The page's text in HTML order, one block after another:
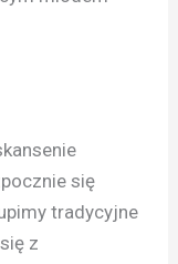
się
tradycyjne
z